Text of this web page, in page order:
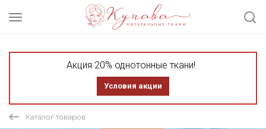
Акция 20% однотонные ткани!
Условия акции
Каталог товаров